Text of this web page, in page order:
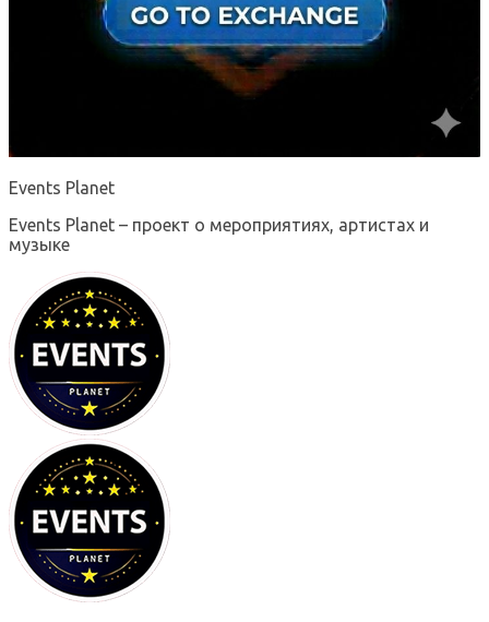
Events Planet
Events Planet – проект о мероприятиях, артистах и
музыке